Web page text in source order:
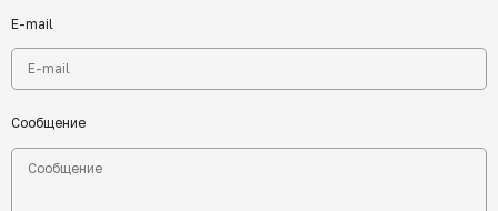
E-mail
Сообщение